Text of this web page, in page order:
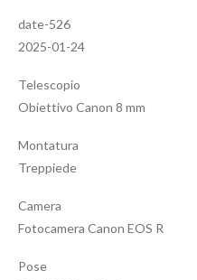
date-526
2025-01-24
Telescopio
Obiettivo Canon 8 mm
Montatura
Treppiede
Camera
Fotocamera Canon EOS R
Pose